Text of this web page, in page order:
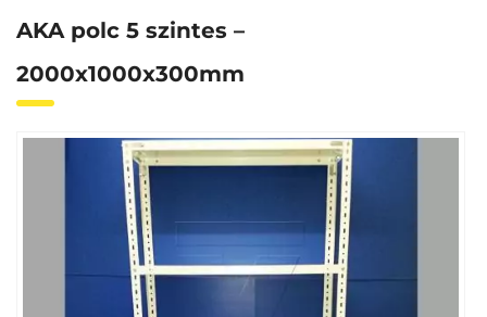
AKA polc 5 szintes –
2000x1000x300mm